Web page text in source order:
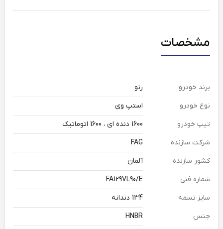
مشخصات
برند خودرو
رنو
نوع خودرو
استپ وی
تیپ خودرو
1600 دنده ای ، 1600 اتوماتیک
شرکت سازنده
FAG
کشور سازنده
آلمان
شماره فنی
FA129VL90/E
سایز تسمه
134 دندانه
جنس
HNBR